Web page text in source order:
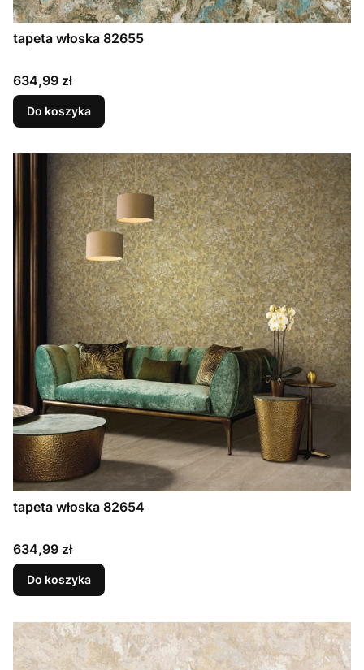
tapeta włoska 82655
Cena
634,99 zł
Do koszyka
tapeta włoska 82654
Cena
634,99 zł
Do koszyka